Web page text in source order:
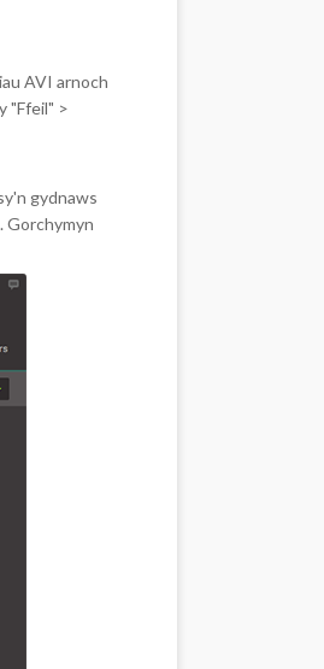
AVI arnoch
"Ffeil" >
gydnaws
Gorchymyn